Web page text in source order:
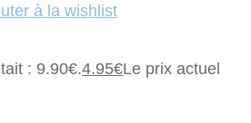
à la wishlist
: 9.90€.4.95€Le prix actuel